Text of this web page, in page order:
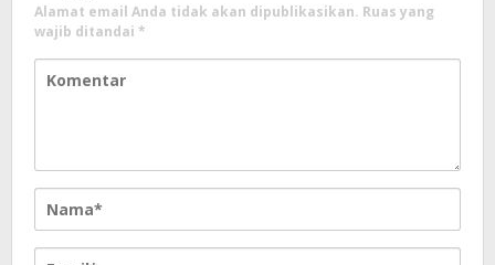
Alamat email Anda tidak akan dipublikasikan. Ruas yang
wajib ditandai *